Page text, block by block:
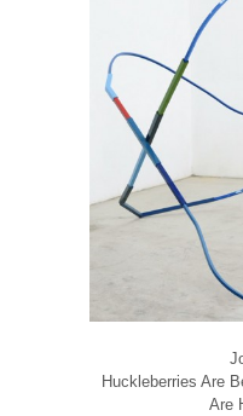
Huckleberries Are
Are